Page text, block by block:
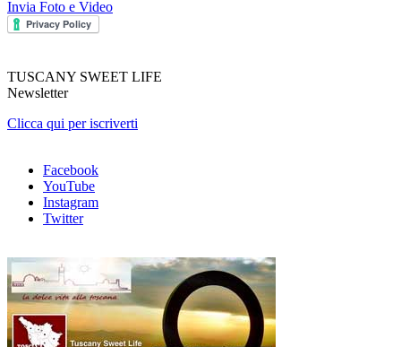
Invia Foto e Video
TUSCANY SWEET LIFE
Newsletter
Clicca qui per iscriverti
Facebook
YouTube
Instagram
Twitter